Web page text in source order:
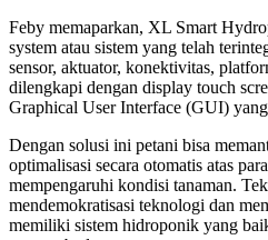
Feby memaparkan, XL Smart
system atau sistem yang telah
sensor, aktuator, konektivitas,
dilengkapi dengan display touch
Graphical User Interface (GUI)
Dengan solusi ini petani bisa
optimalisasi secara otomatis atas
mempengaruhi kondisi tanaman.
mendemokratisasi teknologi dan
memiliki sistem hidroponik yang